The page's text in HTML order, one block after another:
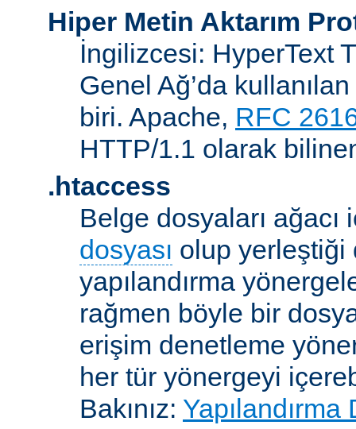
Hiper Metin Aktarım
İngilizcesi: HyperText
Genel Ağ’da
biri. Apache, RFC
HTTP/1.1 olarak
.htaccess
Belge dosyaları
dosyası olup yerleştiği
yapılandırma
rağmen böyle bir
erişim denetleme
her tür yönergeyi
Bakınız: Yapılandırma